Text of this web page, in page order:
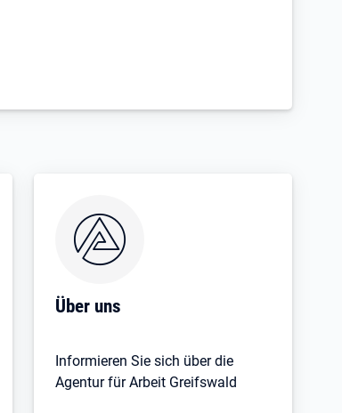
Über uns
Informieren Sie sich über die
Agentur für Arbeit Greifswald